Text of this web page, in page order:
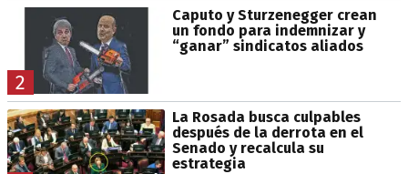
2
Caputo y Sturzenegger crean
un fondo para indemnizar y
“ganar” sindicatos aliados
La Rosada busca culpables
después de la derrota en el
Senado y recalcula su
estrategia